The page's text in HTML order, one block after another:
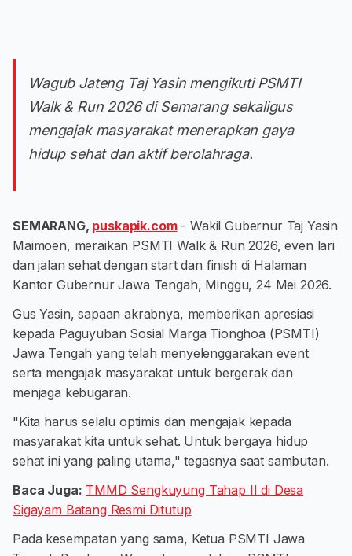
Wagub Jateng Taj Yasin mengikuti PSMTI
Walk & Run 2026 di Semarang sekaligus
mengajak masyarakat menerapkan gaya
hidup sehat dan aktif berolahraga.
SEMARANG, puskapik.com- Wakil Gubernur Taj Yasin
Maimoen, meraikan PSMTI Walk & Run 2026, even lari
dan jalan sehat dengan start dan finish di Halaman
Kantor Gubernur Jawa Tengah, Minggu, 24 Mei 2026.
Gus Yasin, sapaan akrabnya, memberikan apresiasi
kepada Paguyuban Sosial Marga Tionghoa (PSMTI)
Jawa Tengah yang telah menyelenggarakan event
serta mengajak masyarakat untuk bergerak dan
menjaga kebugaran.
"Kita harus selalu optimis dan mengajak kepada
masyarakat kita untuk sehat. Untuk bergaya hidup
sehat ini yang paling utama," tegasnya saat sambutan.
Baca Juga: TMMD Sengkuyung Tahap II di Desa
Sigayam Batang Resmi Ditutup
Pada kesempatan yang sama, Ketua PSMTI Jawa